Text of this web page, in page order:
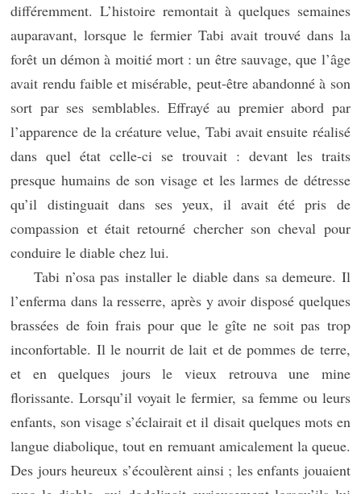
différemment. L’histoire remontait à quelques semaines
auparavant, lorsque le fermier Tabi avait trouvé dans la
forêt un démon à moitié mort : un être sauvage, que l’âge
avait rendu faible et misérable, peut-être abandonné à son
sort par ses semblables. Effrayé au premier abord par
l’apparence de la créature velue, Tabi avait ensuite réalisé
dans quel état celle-ci se trouvait : devant les traits
presque humains de son visage et les larmes de détresse
qu’il distinguait dans ses yeux, il avait été pris de
compassion et était retourné chercher son cheval pour
conduire le diable chez lui.
Tabi n’osa pas installer le diable dans sa demeure. Il
l’enferma dans la resserre, après y avoir disposé quelques
brassées de foin frais pour que le gîte ne soit pas trop
inconfortable. Il le nourrit de lait et de pommes de terre,
et en quelques jours le vieux retrouva une mine
florissante. Lorsqu’il voyait le fermier, sa femme ou leurs
enfants, son visage s’éclairait et il disait quelques mots en
langue diabolique, tout en remuant amicalement la queue.
Des jours heureux s’écoulèrent ainsi ; les enfants jouaient